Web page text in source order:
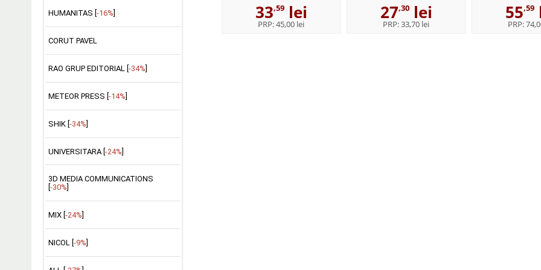
HUMANITAS [ -16%
CORUT PAVEL
RAO GRUP EDITORIAL [ -34%
METEOR PRESS [ -14%
SHIK [-34%]
UNIVERSITARA [-24%]
3D MEDIA COMMUNICATIONS
-30%
MIX [ -24%
NICOL [ -9%
33,59lei
PRP:45,00 lei
27,30lei
PRP:33,70 lei
55,59
PRP: